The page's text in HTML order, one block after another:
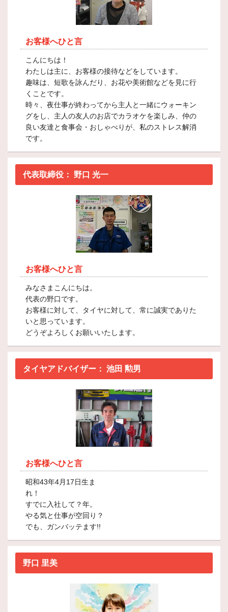
お客様へひと言
こんにちは！
わたしは主に、お客様の接待などをしています。
趣味は、短歌を詠んだり、お花や美術館などを見に行
くことです。
時々、夜仕事が終わってから主人と一緒にウォーキン
グをし、主人の友人のお店でカラオケを楽しみ、仲の
良い友達と食事会・おしゃべりが、私のストレス解消
です。
代表取締役： 野口 光一
お客様へひと言
みなさまこんにちは。
代表の野口です。
お客様に対して、タイヤに対して、常に誠実でありた
いと思っています。
どうぞよろしくお願いいたします。
タイヤアドバイザー： 池田 勲男
お客様へひと言
昭和43年4月17日生ま
れ！
すでに入社して？年。
やる気と仕事が空回り？
でも、ガンバッテます!!
野口 里美